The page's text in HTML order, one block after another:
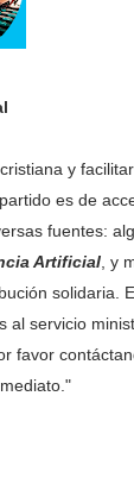
y
es de
fuentes:
Artificial , y
solidaria.
al servicio
favor